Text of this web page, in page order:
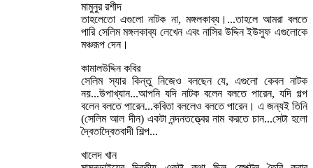
মামুনুর রশীদ
তাহলেতো এগুলো নাটক না, মঙ্গলকাব্য।...তাহলে আমরা বলতে
পারি সেলিম মঙ্গলকাব্য লেখেন এবং নাসির উদ্দিন ইউসুফ এগুলোকে
মঞ্চরূপ দেন।
কামালউদ্দিন কবির
সেলিম স্যার কিন্তু নিজেও বলছেন যে, এগুলো কেবল নাটক
নয়...উপাখ্যান...আপনি যদি নাটক বলেন বলতে পারেন, যদি গল্প
বলেন বলতে পারেন...কবিতা বললেও বলতে পারেন। এ জন্যই তিনি
(সেলিম আল দীন) একটা নন্দনতত্ত্বের নাম করতে চান...সেটা হলো
দ্বৈতাদ্বৈতবাদী শিল্প...
খালেদ খান